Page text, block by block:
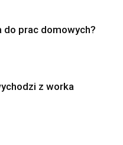
do prac domowych?
z worka